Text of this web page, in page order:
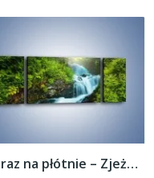
Obraz na płótnie – Zjeżdżalnia z wodospadu...